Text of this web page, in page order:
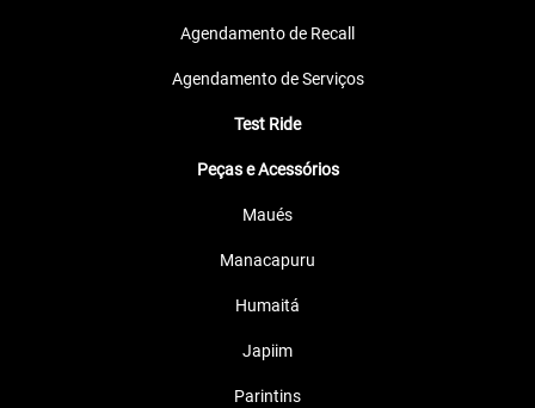
Agendamento de Recall
Agendamento de Serviços
Test Ride
Peças e Acessórios
Maués
Manacapuru
Humaitá
Japiim
Parintins